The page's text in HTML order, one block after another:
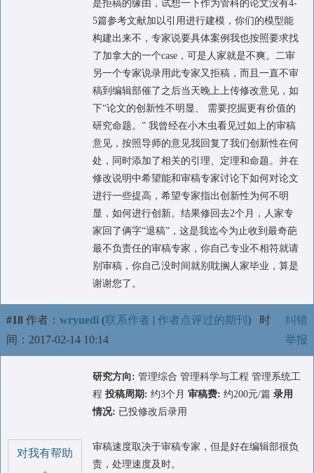
是拒稿的缘由，试想一下作为管科的论文没有4-
5篇参考文献加以引用进行建模，你们的模型能
构建出来不，专家说要具体案例我也按照要求找
了加拿大的一个case，可是人家就是不爽。二审
另一个专家说录用此专家又拒稿，而且一直不审
稿到编辑部催了之后当天晚上上传修改意见，如
下“论文的创新性不明显、 需要挖掘更有价值的
研究命题。” 我曾经在小木虫看见过如上的审稿
意见，按照导师的意见我回复了我们创新性在何
处，同时添加了相关的引理、定理和命题。并在
修改说明中希望能和审稿专家讨论下如何对论文
进行一些提高，希望专家指出创新性为何不明
显，如何进行创新。结果修回去2个月，人家专
家回了俩字“退稿”，这是我迄今为止收到最奇葩
最不负责任的审稿专家，你自己专业不相符就请
别审稿，你自己没时间就别耽搁人家毕业，算是
谢谢您了。
#18 作者： wryuedi (联系作者 | 作者点评过的期刊 ) 时
间：2017-02-14 10:14
纠错
举报
对我有帮助
研究方向: 管理综合 管理科学与工程 管理系统工
程 投稿周期: 约3个月 审稿费: 约200元/篇 录用
情况: 已投修改后录用
审稿速度取决于审稿专家，但是好在编辑部很负
责，处理速度及时。